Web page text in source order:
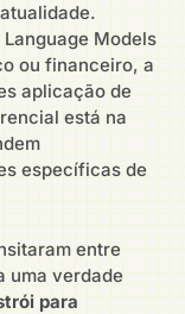
Models
ou financeiro, a
aplicação de
está na
específicas de
entre
uma verdade
para